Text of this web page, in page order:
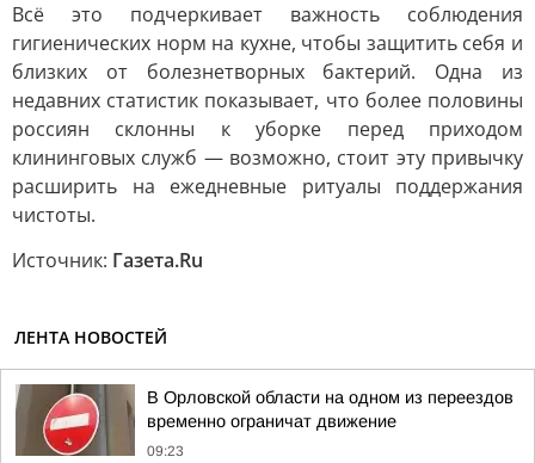
Всё это подчеркивает важность соблюдения
гигиенических норм на кухне, чтобы защитить себя и
близких от болезнетворных бактерий. Одна из
недавних статистик показывает, что более половины
россиян склонны к уборке перед приходом
клининговых служб — возможно, стоит эту привычку
расширить на ежедневные ритуалы поддержания
чистоты.
Источник: Газета.Ru
ЛЕНТА НОВОСТЕЙ
В Орловской области на одном из переездов
временно ограничат движение
09:23